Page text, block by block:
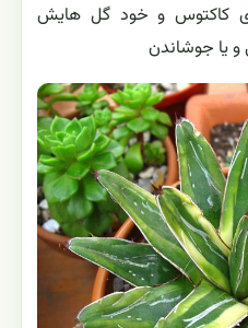
کاکتوس و خود گل هایش
یا جوشاندن